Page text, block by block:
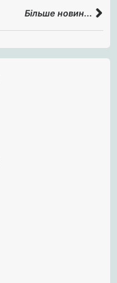
Більше новин...